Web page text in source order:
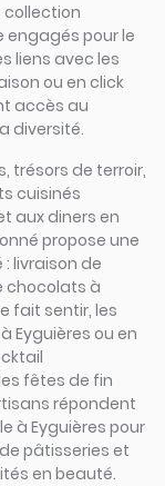
collection
engagés pour le
liens avec les
ou en click
accès au
diversité.
trésors de terroir,
cuisinés
aux diners en
propose une
livraison de
chocolats à
fait sentir, les
Eyguières ou en
fêtes de fin
répondent
à Eyguières pour
pâtisseries et
en beauté.